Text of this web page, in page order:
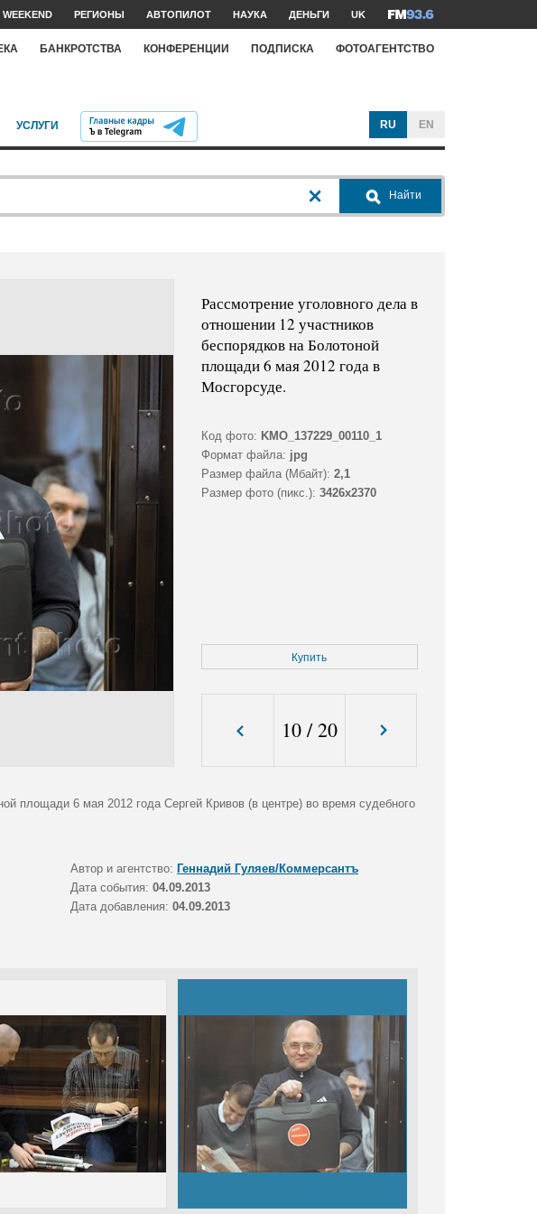
WEEKEND РЕГИОНЫ АВТОПИЛОТ НАУКА ДЕНЬГИ UK
БАНКРОТСТВА КОНФЕРЕНЦИИ ПОДПИСКА ФОТОАГЕНТСТВО
УСЛУГИ RU EN
Найти
Рассмотрение уголовного дела в
отношении 12 участников
беспорядков на Болотоной
площади 6 мая 2012 года в
Мосгорсуде.
Код фото: KMO_137229_00110_1
Формат файла: jpg
Размер файла (Мбайт): 2,1
Размер фото (пикс.): 3426x2370
Купить
10/20
площади 6 мая 2012 года Сергей Кривов (в центре) во время судебного
Автор и агентство: Геннадий Гуляев/Коммерсантъ
Дата события: 04.09.2013
Дата добавления: 04.09.2013